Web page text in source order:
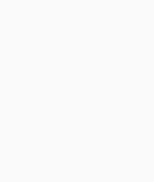
de la Musique 2…